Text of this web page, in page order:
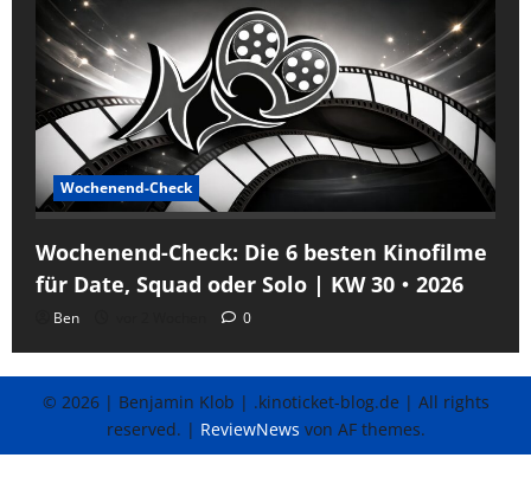
Wochenend-Check
Wochenend-Check: Die 6 besten Kinofilme
für Date, Squad oder Solo | KW 30・2026
Ben 0
© 2026 | Benjamin Klob | .kinoticket-blog.de | All rights
reserved. | ReviewNews von AF themes.